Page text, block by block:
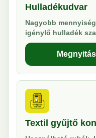
Hulladékudvar
Nagyobb
igénylő hulladék
Textil gyűjtő